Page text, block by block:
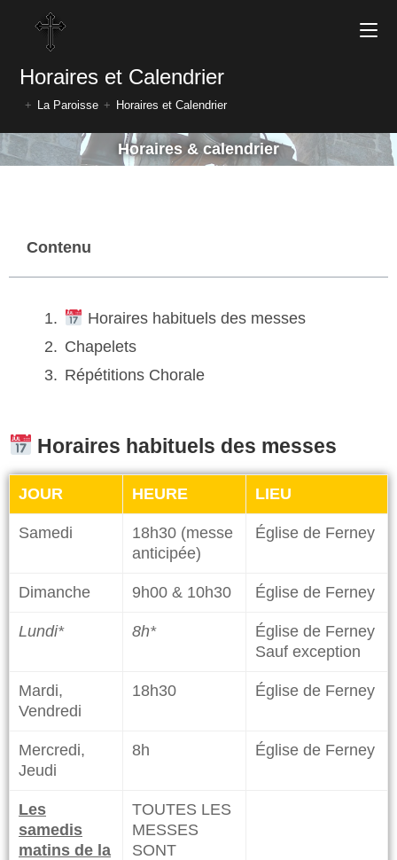
Horaires et Calendrier
+ La Paroisse + Horaires et Calendrier
Horaires & calendrier
Contenu
Horaires habituels des messes
Chapelets
Répétitions Chorale
Horaires habituels des messes
JOUR HEURE LIEU
Samedi
18h30 (messe
anticipée)
Église de Ferney
Dimanche 9h00 & 10h30​ Église de Ferney
Lundi* 8h*
Église de Ferney
Sauf exception
Mardi,
Vendredi
18h30 Église de Ferney
Mercredi,
Jeudi
8h Église de Ferney
Les
samedis
matins de la
TOUTES LES
MESSES
SONT